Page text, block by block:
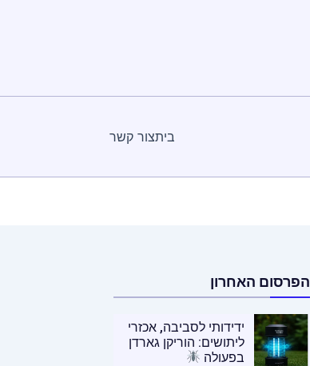
ביתצור קשר
הפרסום האחרון
ידידותי לסביבה, אכזרי
ליתושים: הוריקן גארדן
בפעולה